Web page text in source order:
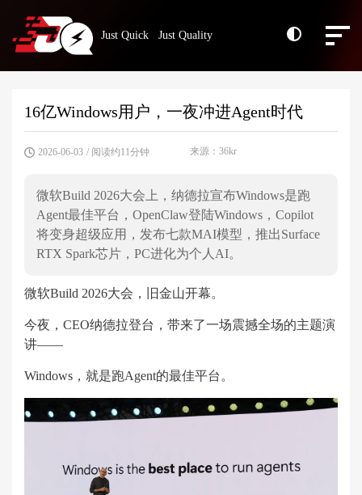
Just Quick Just Quality
16亿Windows用户，一夜冲进Agent时代
2026-06-03 / 阅读约11分钟 来源：36kr
微软Build 2026大会上，纳德拉宣布Windows是跑
Agent最佳平台，OpenClaw登陆Windows，Copilot
将变身超级应用，发布七款MAI模型，推出Surface
RTX Spark芯片，PC进化为个人AI。
微软Build 2026大会，旧金山开幕。
今夜，CEO纳德拉登台，带来了一场震撼全场的主题演
讲——
Windows，就是跑Agent的最佳平台。